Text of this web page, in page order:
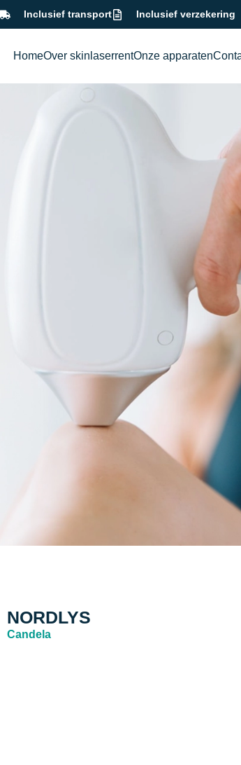
Inclusief transport Inclusief verzekering
HomeOver skinlaserrentOnze apparaten
NORDLYS
Candela